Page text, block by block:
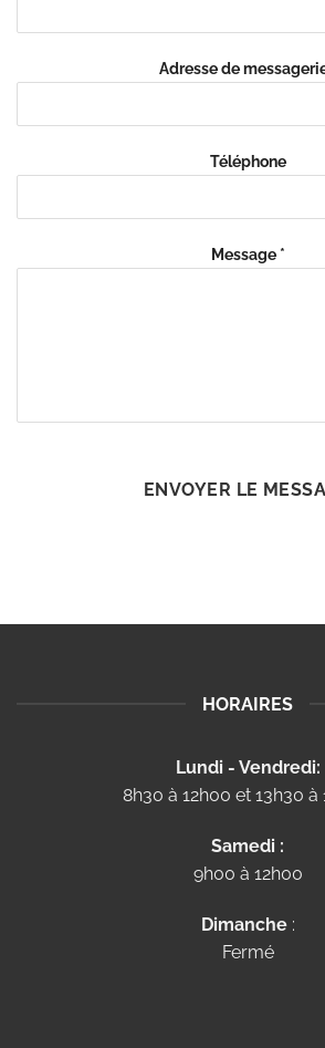
Adresse de
Téléphone
Message *
ENVOYER LE
HORAIRES
Lundi - Vendredi:
8h30 à 12h00 et 13h30 à
Samedi :
9h00 à 12h00
Dimanche:
Fermé